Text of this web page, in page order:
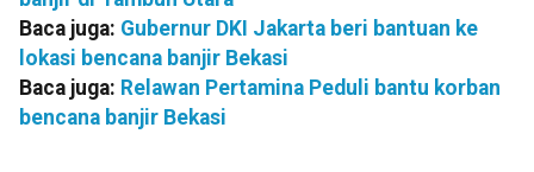
Baca juga: Gubernur DKI Jakarta beri bantuan ke
lokasi bencana banjir Bekasi
Baca juga: Relawan Pertamina Peduli bantu korban
bencana banjir Bekasi